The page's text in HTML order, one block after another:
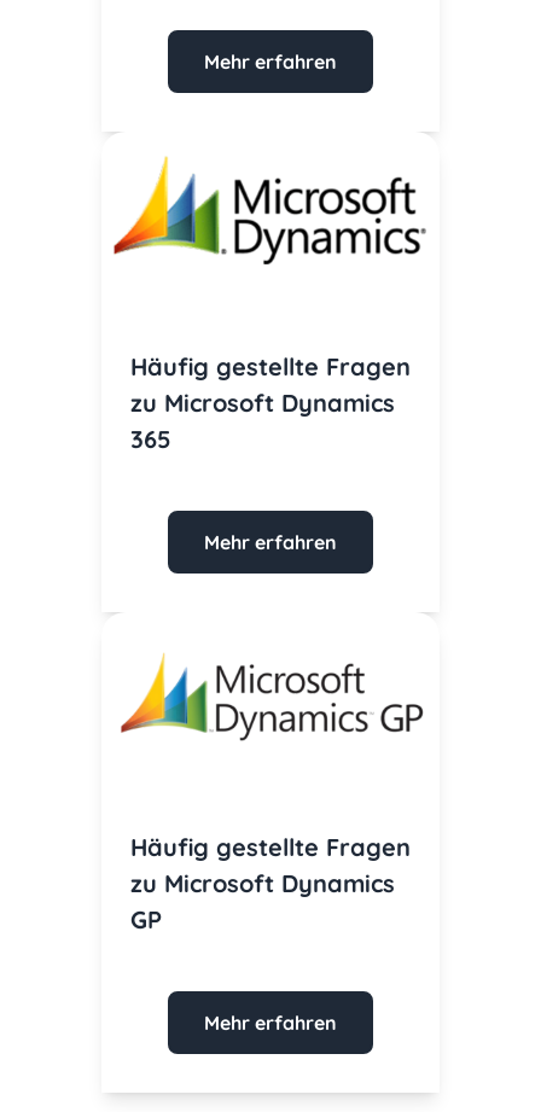
Mehr erfahren
Häufig gestellte Fragen
zu Microsoft Dynamics
365
Mehr erfahren
Häufig gestellte Fragen
zu Microsoft Dynamics
GP
Mehr erfahren